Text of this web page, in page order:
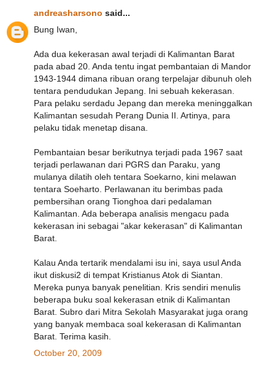
andreasharsono said...
Bung Iwan,
Ada dua kekerasan awal terjadi di Kalimantan Barat
pada abad 20. Anda tentu ingat pembantaian di Mandor
1943-1944 dimana ribuan orang terpelajar dibunuh oleh
tentara pendudukan Jepang. Ini sebuah kekerasan.
Para pelaku serdadu Jepang dan mereka meninggalkan
Kalimantan sesudah Perang Dunia II. Artinya, para
pelaku tidak menetap disana.
Pembantaian besar berikutnya terjadi pada 1967 saat
terjadi perlawanan dari PGRS dan Paraku, yang
mulanya dilatih oleh tentara Soekarno, kini melawan
tentara Soeharto. Perlawanan itu berimbas pada
pembersihan orang Tionghoa dari pedalaman
Kalimantan. Ada beberapa analisis mengacu pada
kekerasan ini sebagai "akar kekerasan" di Kalimantan
Barat.
Kalau Anda tertarik mendalami isu ini, saya usul Anda
ikut diskusi2 di tempat Kristianus Atok di Siantan.
Mereka punya banyak penelitian. Kris sendiri menulis
beberapa buku soal kekerasan etnik di Kalimantan
Barat. Subro dari Mitra Sekolah Masyarakat juga orang
yang banyak membaca soal kekerasan di Kalimantan
Barat. Terima kasih.
October 20, 2009